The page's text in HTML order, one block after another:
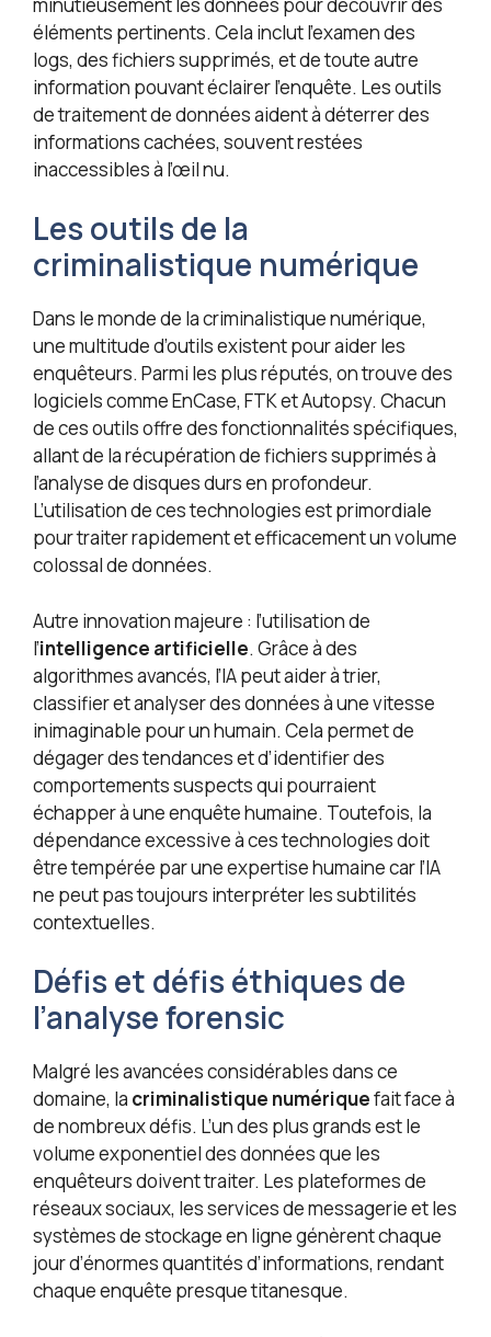
éléments pertinents. Cela inclut l’examen des
logs, des fichiers supprimés, et de toute autre
information pouvant éclairer l’enquête. Les outils
de traitement de données aident à déterrer des
informations cachées, souvent restées
inaccessibles à l’œil nu.
Les outils de la
criminalistique numérique
Dans le monde de la criminalistique numérique,
une multitude d’outils existent pour aider les
enquêteurs. Parmi les plus réputés, on trouve des
logiciels comme EnCase, FTK et Autopsy. Chacun
de ces outils offre des fonctionnalités spécifiques,
allant de la récupération de fichiers supprimés à
l’analyse de disques durs en profondeur.
L’utilisation de ces technologies est primordiale
pour traiter rapidement et efficacement un volume
colossal de données.
Autre innovation majeure : l’utilisation de
l’intelligence artificielle. Grâce à des
algorithmes avancés, l’IA peut aider à trier,
classifier et analyser des données à une vitesse
inimaginable pour un humain. Cela permet de
dégager des tendances et d’identifier des
comportements suspects qui pourraient
échapper à une enquête humaine. Toutefois, la
dépendance excessive à ces technologies doit
être tempérée par une expertise humaine car l’IA
ne peut pas toujours interpréter les subtilités
contextuelles.
Défis et défis éthiques de
l’analyse forensic
Malgré les avancées considérables dans ce
domaine, la criminalistique numériquefait face à
de nombreux défis. L’un des plus grands est le
volume exponentiel des données que les
enquêteurs doivent traiter. Les plateformes de
réseaux sociaux, les services de messagerie et les
systèmes de stockage en ligne génèrent chaque
jour d’énormes quantités d’informations, rendant
chaque enquête presque titanesque.